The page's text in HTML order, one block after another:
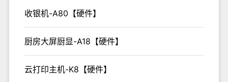
收银机-A80【硬件】
厨房大屏厨显-A18【硬件】
云打印主机-K8【硬件】